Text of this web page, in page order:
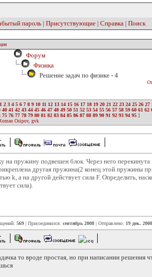
пароль | Присутствующие | Справка | Поиск
Форум
Физика
Решение задач по физике - 4
1 2 3 4 5 6 7 8 9 10 11 12 13 14 15 16 17 18 19 20 21 22 23 24 25 26 27
40 41 42 43 44 45 46 47 48 49 50 51 52 53 54 55 56 57 58 59 60 61 62
75 76 77 78 79 80 81 82 83 84 85 86 87 88 89 90 91 92 93 94 95 ]
Osipov, gvk
на пружину подвешен блок. Через него
другая пружина(2 конец этой пружины
k, а на другой действует сила F. Определить,
сила).
569 | Присоединился: сентябрь 2008 | Отправлено: 19 дек.
то вроде простая, но при написании решения